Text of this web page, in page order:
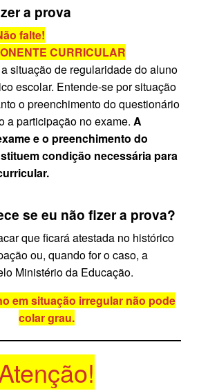
a prova
falte!
CURRICULAR
situação de regularidade do aluno
escolar. Entende-se por situação
o preenchimento do questionário
a participação no exame.A
e o preenchimento do
condição necessária para
se eu não fizer a prova?
que ficará atestada no histórico
ou, quando for o caso, a
Ministério da Educação.
em situação irregular não pode
colar grau.